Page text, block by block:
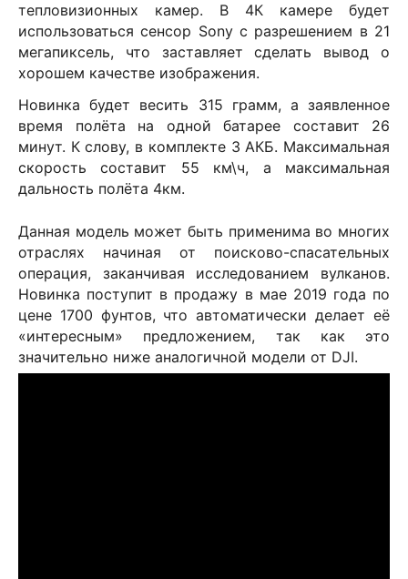
тепловизионных камер. В 4К камере будет
использоваться сенсор Sony с разрешением в 21
мегапиксель, что заставляет сделать вывод о
хорошем качестве изображения.
Новинка будет весить 315 грамм, а заявленное
время полёта на одной батарее составит 26
минут. К слову, в комплекте 3 АКБ. Максимальная
скорость составит 55 км\ч, а максимальная
дальность полёта 4км.
Данная модель может быть применима во многих
отраслях начиная от поисково-спасательных
операция, заканчивая исследованием вулканов.
Новинка поступит в продажу в мае 2019 года по
цене 1700 фунтов, что автоматически делает её
«интересным» предложением, так как это
значительно ниже аналогичной модели от DJI.